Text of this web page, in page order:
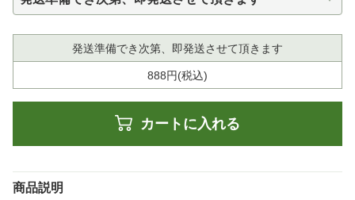
発送準備でき次第、即発送させて頂きます
888円(税込)
カートに入れる
商品説明